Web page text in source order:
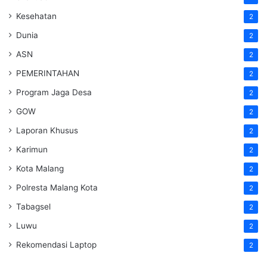
Kesehatan 2
Dunia 2
ASN 2
PEMERINTAHAN 2
Program Jaga Desa 2
GOW 2
Laporan Khusus 2
Karimun 2
Kota Malang 2
Polresta Malang Kota 2
Tabagsel 2
Luwu 2
Rekomendasi Laptop 2